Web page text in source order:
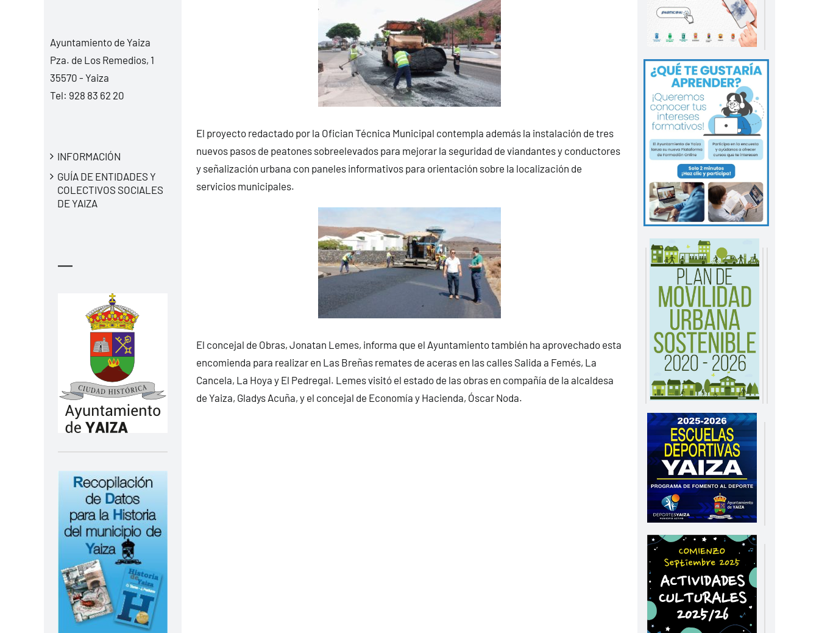
Ayuntamiento de Yaiza
Pza. de Los Remedios, 1
35570 - Yaiza
Tel: 928 83 62 20
INFORMACIÓN
GUÍA DE ENTIDADES Y
COLECTIVOS SOCIALES
DE YAIZA
—
El proyecto redactado por la Ofician Técnica Municipal contempla además la instalación de tres
nuevos pasos de peatones sobreelevados para mejorar la seguridad de viandantes y conductores
y señalización urbana con paneles informativos para orientación sobre la localización de
servicios municipales.
El concejal de Obras, Jonatan Lemes, informa que el Ayuntamiento también ha aprovechado esta
encomienda para realizar en Las Breñas remates de aceras en las calles Salida a Femés, La
Cancela, La Hoya y El Pedregal. Lemes visitó el estado de las obras en compañía de la alcaldesa
de Yaiza, Gladys Acuña, y el concejal de Economía y Hacienda, Óscar Noda.